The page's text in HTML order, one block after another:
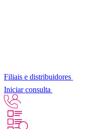
Filiais e distribuidores
Iniciar consulta